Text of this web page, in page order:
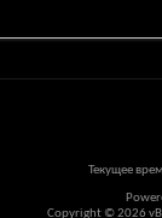
Текущее
Copyright © 2026